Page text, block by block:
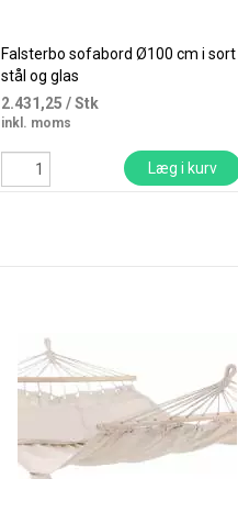
Falsterbo sofabord Ø100 cm i sort
stål og glas
2.431,25 / Stk
inkl. moms
Læg i kurv